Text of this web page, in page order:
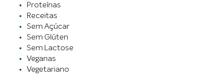
Proteínas
Receitas
Sem Açúcar
Sem Glúten
Sem Lactose
Veganas
Vegetariano